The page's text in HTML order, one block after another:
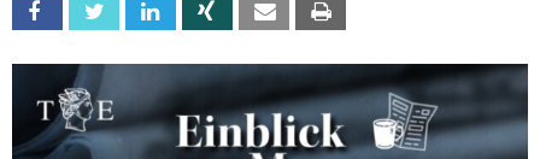
Facebook Twitter Linkedin Xing Email